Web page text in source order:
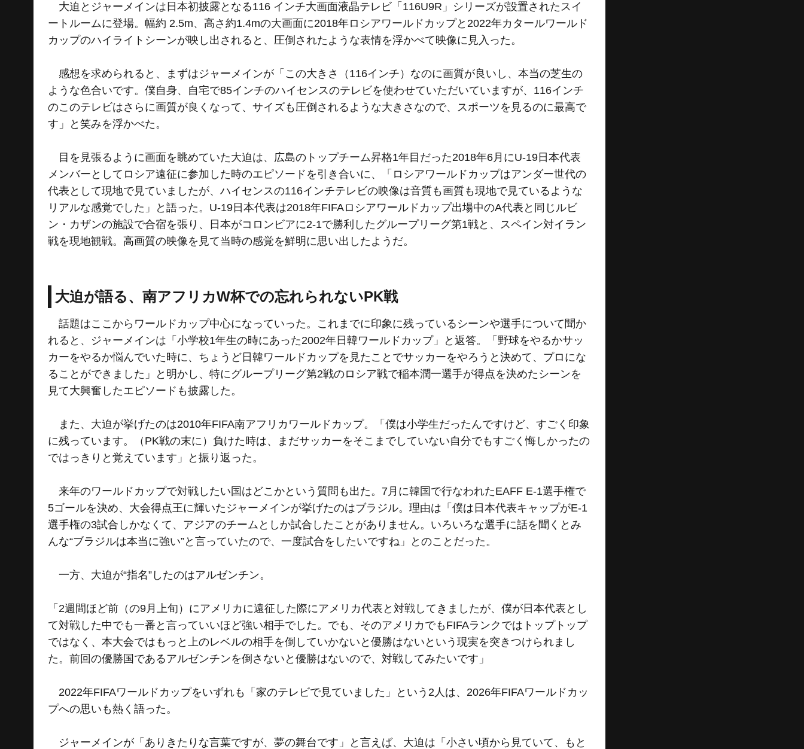
大迫とジャーメインは日本初披露となる116 インチ⼤画⾯液晶テレビ「116U9R」シリーズが設置されたスイ
ートルームに登場。幅約 2.5m、高さ約1.4mの⼤画⾯に2018年ロシアワールドカップと2022年カタールワールド
カップのハイライトシーンが映し出されると、圧倒されたような表情を浮かべて映像に見入った。
感想を求められると、まずはジャーメインが「この大きさ（116インチ）なのに画質が良いし、本当の芝生の
ような色合いです。僕自身、自宅で85インチのハイセンスのテレビを使わせていただいていますが、116インチ
のこのテレビはさらに画質が良くなって、サイズも圧倒されるような大きさなので、スポーツを見るのに最高で
す」と笑みを浮かべた。
目を見張るように画面を眺めていた大迫は、広島のトップチーム昇格1年目だった2018年6月にU-19日本代表
メンバーとしてロシア遠征に参加した時のエピソードを引き合いに、「ロシアワールドカップはアンダー世代の
代表として現地で見ていましたが、ハイセンスの116インチテレビの映像は音質も画質も現地で見ているような
リアルな感覚でした」と語った。U-19日本代表は2018年FIFAロシアワールドカップ出場中のA代表と同じルビ
ン・カザンの施設で合宿を張り、日本がコロンビアに2-1で勝利したグループリーグ第1戦と、スペイン対イラン
戦を現地観戦。高画質の映像を見て当時の感覚を鮮明に思い出したようだ。
大迫が語る、南アフリカW杯での忘れられないPK戦
話題はここからワールドカップ中心になっていった。これまでに印象に残っているシーンや選⼿について聞か
れると、ジャーメインは「小学校1年生の時にあった2002年日韓ワールドカップ」と返答。「野球をやるかサッ
カーをやるか悩んでいた時に、ちょうど⽇韓ワールドカップを見たことでサッカーをやろうと決めて、プロにな
ることができました」と明かし、特にグループリーグ第2戦のロシア戦で稲本潤一選手が得点を決めたシーンを
見て大興奮したエピソードも披露した。
また、大迫が挙げたのは2010年FIFA南アフリカワールドカップ。「僕は小学生だったんですけど、すごく印象
に残っています。（PK戦の末に）負けた時は、まだサッカーをそこまでしていない自分でもすごく悔しかったの
ではっきりと覚えています」と振り返った。
来年のワールドカップで対戦したい国はどこかという質問も出た。7月に韓国で行なわれたEAFF E-1選手権で
5ゴールを決め、大会得点王に輝いたジャーメインが挙げたのはブラジル。理由は「僕は日本代表キャップがE-1
選手権の3試合しかなくて、アジアのチームとしか試合したことがありません。いろいろな選手に話を聞くとみ
んな“ブラジルは本当に強い”と言っていたので、一度試合をしたいですね」とのことだった。
一方、大迫が“指名”したのはアルゼンチン。
「2週間ほど前（の9月上旬）にアメリカに遠征した際にアメリカ代表と対戦してきましたが、僕が⽇本代表とし
て対戦した中でも⼀番と⾔っていいほど強い相⼿でした。でも、そのアメリカでもFIFAランクではトップトップ
ではなく、本⼤会ではもっと上のレベルの相⼿を倒していかないと優勝はないという現実を突きつけられまし
た。前回の優勝国であるアルゼンチンを倒さないと優勝はないので、対戦してみたいです」
2022年FIFAワールドカップをいずれも「家のテレビで見ていました」という2人は、2026年FIFAワールドカッ
プへの思いも熱く語った。
ジャーメインが「ありきたりな言葉ですが、夢の舞台です」と言えば、大迫は「小さい頃から見ていて、もと